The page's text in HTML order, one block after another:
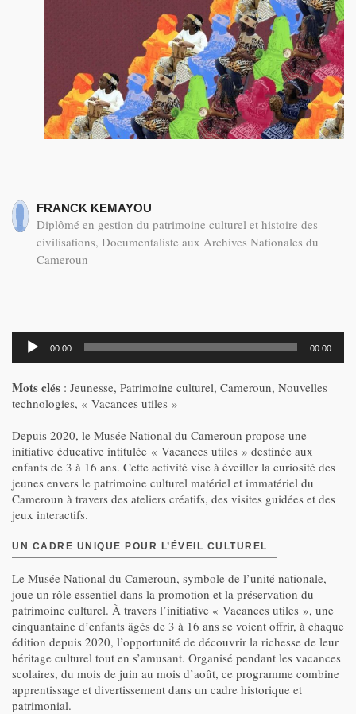
FRANCK KEMAYOU
Diplômé en gestion du patrimoine culturel et histoire des
civilisations, Documentaliste aux Archives Nationales du
Cameroun
Lecteur
audio
00:00 00:00
Mots clés : Jeunesse, Patrimoine culturel, Cameroun, Nouvelles
technologies, « Vacances utiles »
Depuis 2020, le Musée National du Cameroun propose une
initiative éducative intitulée « Vacances utiles » destinée aux
enfants de 3 à 16 ans. Cette activité vise à éveiller la curiosité des
jeunes envers le patrimoine culturel matériel et immatériel du
Cameroun à travers des ateliers créatifs, des visites guidées et des
jeux interactifs.
UN CADRE UNIQUE POUR L’ÉVEIL CULTUREL
Le Musée National du Cameroun, symbole de l’unité nationale,
joue un rôle essentiel dans la promotion et la préservation du
patrimoine culturel. À travers l’initiative « Vacances utiles », une
cinquantaine d’enfants âgés de 3 à 16 ans se voient offrir, à chaque
édition depuis 2020, l’opportunité de découvrir la richesse de leur
héritage culturel tout en s’amusant. Organisé pendant les vacances
scolaires, du mois de juin au mois d’août, ce programme combine
apprentissage et divertissement dans un cadre historique et
patrimonial.